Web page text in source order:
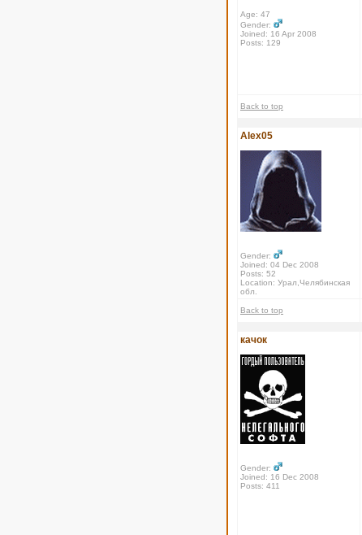
Age: 47
Gender:
Joined: 16 Apr 2008
Posts: 129
Back to top
Alex05
Gender:
Joined: 04 Dec 2008
Posts: 52
Location: Урал,Челябинская
обл.
Back to top
качок
Gender:
Joined: 16 Dec 2008
Posts: 411